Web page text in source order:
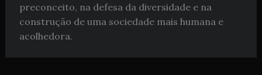
preconceito, na defesa da diversidade e na
construção de uma sociedade mais humana e
acolhedora.